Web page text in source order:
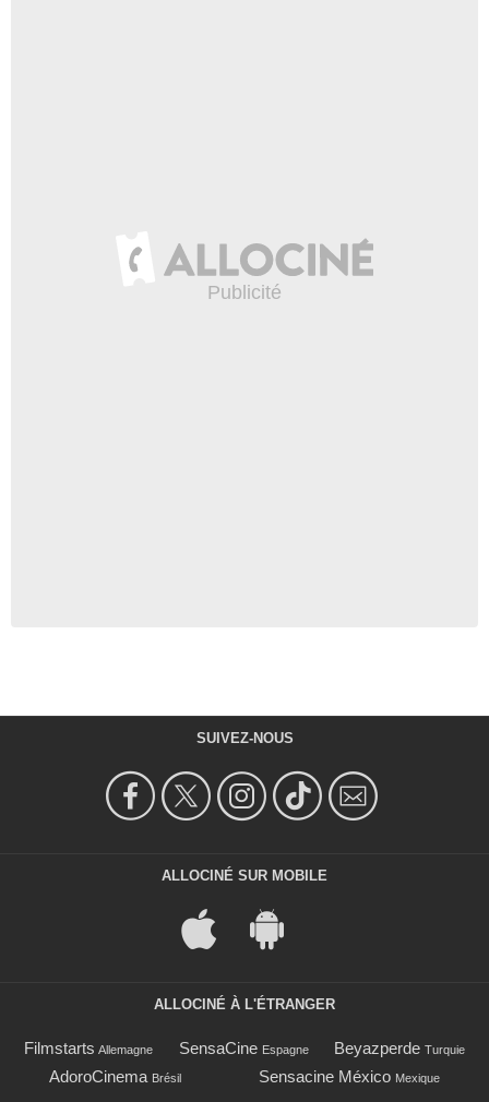
SUIVEZ-NOUS
ALLOCINÉ SUR MOBILE
ALLOCINÉ À L'ÉTRANGER
Filmstarts Allemagne SensaCine Espagne Beyazperde Turquie
AdoroCinema Brésil Sensacine México Mexique